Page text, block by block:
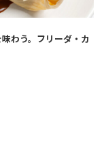
わう。フリーダ・カ